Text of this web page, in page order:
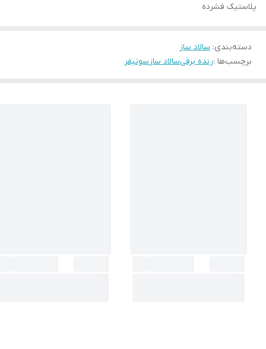
پلاستیک فشرده
دسته‌بندی: سالاد ساز
برچسب‌ها :رنده برقیسالاد ساز سونیفر